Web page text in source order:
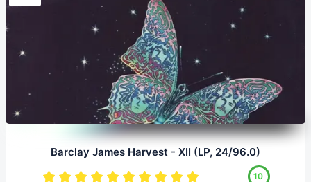
Barclay James Harvest - XII (LP, 24/96.0)
10